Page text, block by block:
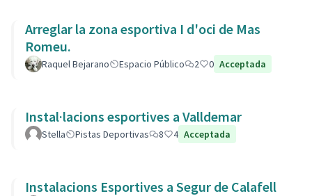
Arreglar la zona esportiva I d'oci de Mas
Romeu.
Raquel Bejarano Espacio Público 2 0 Acceptada
Instal·lacions esportives a Valldemar
Stella Pistas Deportivas 8 4 Acceptada
Instalacions Esportives a Segur de Calafell